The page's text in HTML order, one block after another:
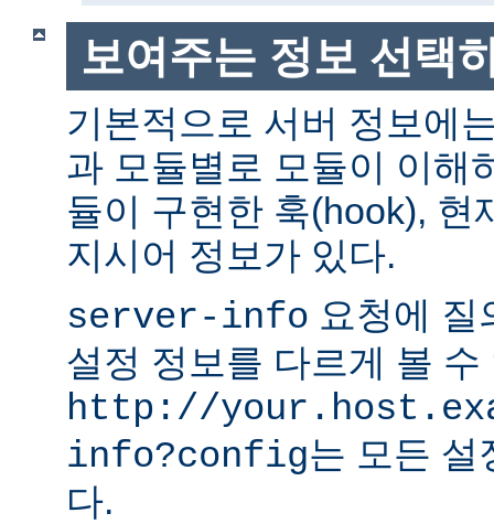
보여주는 정보 선택
기본적으로 서버 정보에
과 모듈별로 모듈이 이해
듈이 구현한 훅(hook), 현
지시어 정보가 있다.
server-info 요청에 질
설정 정보를 다르게 볼
http://
info?config는 모든 설
다.